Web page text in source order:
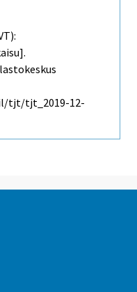
tjt/tjt_2019-12-